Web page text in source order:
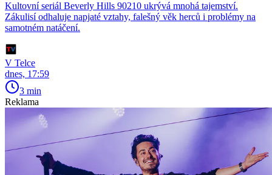
Kultovní seriál Beverly Hills 90210 ukrývá mnohá tajemství.
Zákulisí odhaluje napjaté vztahy, falešný věk herců i problémy na
samotném natáčení.
V Telce
dnes, 17:59
3 min
Reklama